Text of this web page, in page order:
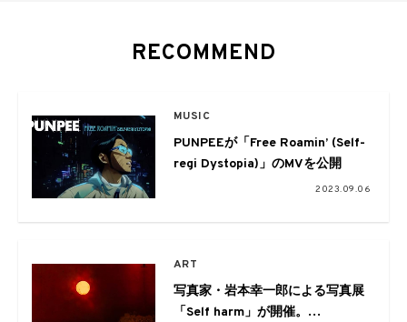
RECOMMEND
MUSIC
PUNPEEが「Free Roamin’ (Self-
regi Dystopia)」のMVを公開
2023.09.06
ART
写真家・岩本幸一郎による写真展
「Self harm」が開催。